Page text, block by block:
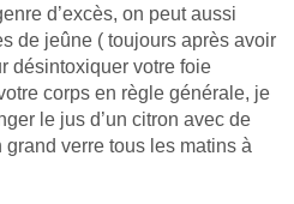
d’excès, on peut aussi
de jeûne ( toujours après avoir
désintoxiquer votre foie
corps en règle générale, je
le jus d’un citron avec de
grand verre tous les matins à